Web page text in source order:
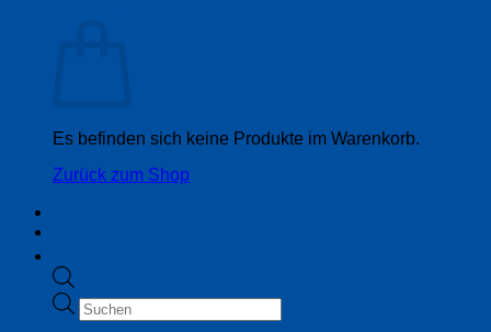
Es befinden sich keine Produkte im Warenkorb.
Zurück zum Shop
Products
search